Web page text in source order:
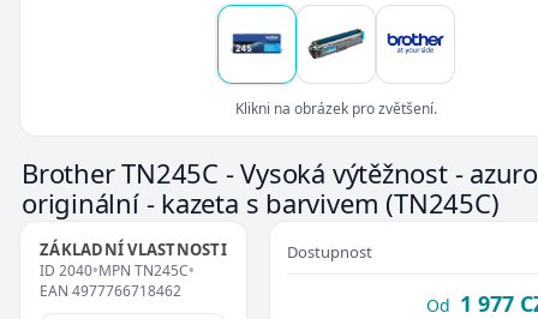
Klikni na obrázek pro zvětšení.
Brother TN245C - Vysoká výtěžnost -
originální - kazeta s barvivem(TN245C)
ZÁKLADNÍ VLASTNOSTI
ID 2040•MPN TN245C•
EAN 4977766718462
Dostupnost
Od 1 977